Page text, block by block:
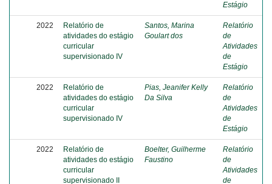
Estágio
2022
Relatório de
atividades do estágio
curricular
supervisionado IV
Santos, Marina
Goulart dos
Relatório
de
Atividades
de
Estágio
2022
Relatório de
atividades do estágio
curricular
supervisionado IV
Pias, Jeanifer Kelly
Da Silva
Relatório
de
Atividades
de
Estágio
2022
Relatório de
atividades do estágio
curricular
supervisionado II
Boelter, Guilherme
Faustino
Relatório
de
Atividades
de